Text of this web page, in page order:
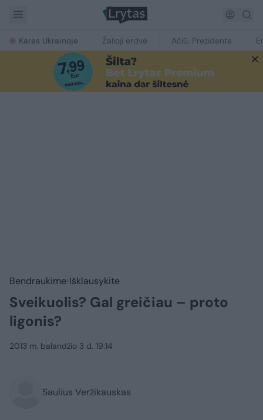
Karas Ukrainoje Žalioji erdvė Ačiū, Prezidente
Bendraukime Išklausykite
Sveikuolis? Gal greičiau – proto
ligonis?
2013 m. balandžio 3 d. 19:14
Saulius Veržikauskas